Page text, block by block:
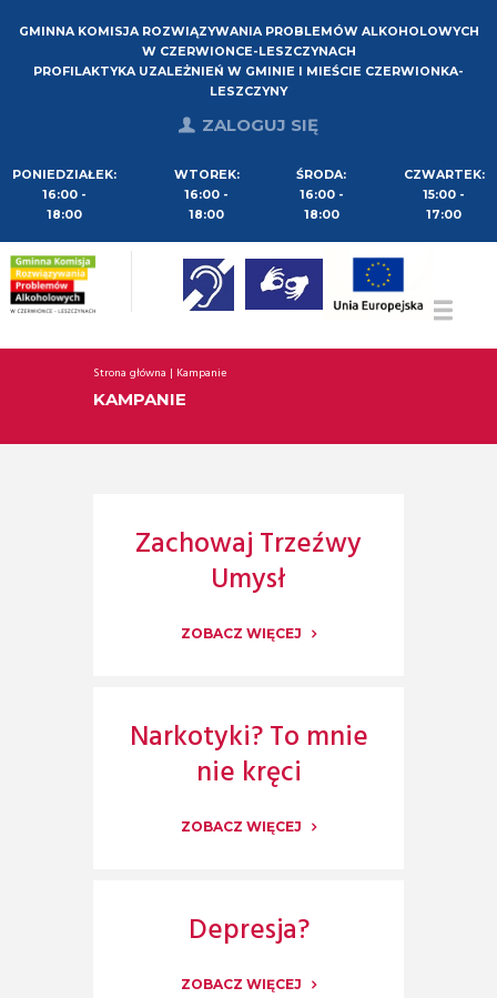
GMINNA KOMISJA ROZWIĄZYWANIA PROBLEMÓW ALKOHOLOWYCH
W CZERWIONCE-LESZCZYNACH
PROFILAKTYKA UZALEŻNIEŃ W GMINIE I MIEŚCIE CZERWIONKA-
LESZCZYNY
ZALOGUJ SIĘ
PONIEDZIAŁEK:
16:00 -
18:00
WTOREK:
16:00 -
18:00
ŚRODA:
16:00 -
18:00
CZWARTEK:
15:00 -
17:00
Strona główna Kampanie
KAMPANIE
Zachowaj Trzeźwy
Umysł
ZOBACZ WIĘCEJ
Narkotyki? To mnie
nie kręci
ZOBACZ WIĘCEJ
Depresja?
ZOBACZ WIĘCEJ